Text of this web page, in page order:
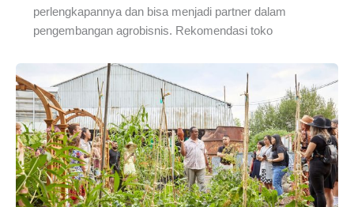
perlengkapannya dan bisa menjadi partner dalam
pengembangan agrobisnis. Rekomendasi toko